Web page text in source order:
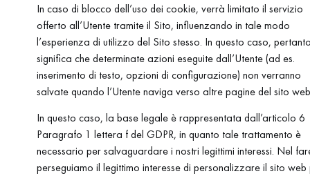
In caso di blocco dell’uso dei cookie, verrà limitato il servizio
offerto all’Utente tramite il Sito, influenzando in tale modo
l’esperienza di utilizzo del Sito stesso. In questo caso,
significa che determinate azioni eseguite dall’Utente (ad es.
inserimento di testo, opzioni di configurazione) non verranno
salvate quando l’Utente naviga verso altre pagine del sito
In questo caso, la base legale è rappresentata dall’articolo 6
Paragrafo 1 lettera f del GDPR, in quanto tale trattamento è
necessario per salvaguardare i nostri legittimi interessi. Nel
perseguiamo il legittimo interesse di personalizzare il sito web